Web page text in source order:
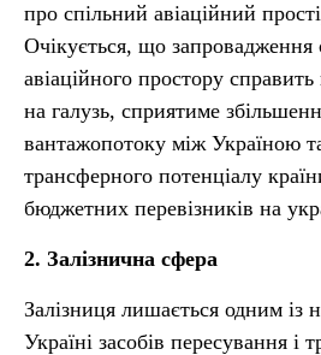
про спільний авіаційний
Очікується, що запровадження
авіаційного простору
на галузь, сприятиме
вантажопотоку між Україною
трансферного потенціалу
бюджетних перевізників на
2. Залізнична сфера
Залізниця лишається одним із
Україні засобів пересування і